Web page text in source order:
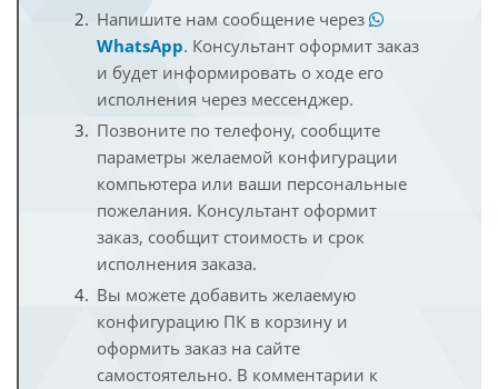
Напишите нам сообщение через
WhatsApp. Консультант оформит заказ
и будет информировать о ходе его
исполнения через мессенджер.
Позвоните по телефону, сообщите
параметры желаемой конфигурации
компьютера или ваши персональные
пожелания. Консультант оформит
заказ, сообщит стоимость и срок
исполнения заказа.
Вы можете добавить желаемую
конфигурацию ПК в корзину и
оформить заказ на сайте
самостоятельно. В комментарии к